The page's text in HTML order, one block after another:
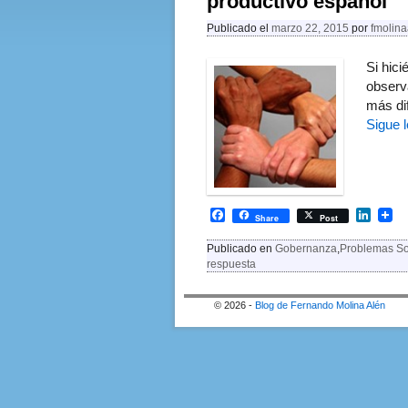
Publicado el marzo 22, 2015 por
Si
más
Sigue
F
c
e
b
o
Share Post
L
n
e
I
Publicado en Gobernanza Problemas
respuesta
© 2026 - Blog de Fernando Molina Alén